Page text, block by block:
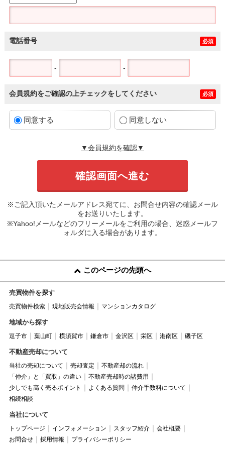
電話番号 必須
- -
会員規約をご確認の上チェックをしてください 必須
同意する 同意しない
▼会員規約を確認▼
※ご記入頂いたメールアドレス宛てに、お問合せ内容の確認メール
をお送りいたします。
※Yahoo!メールなどのフリーメールをご利用の場合、迷惑メールフ
ォルダに入る場合があります。
このページの先頭へ
売買物件を探す
売買物件検索 現地販売会情報 マンションカタログ
地域から探す
逗子市 葉山町 横須賀市 鎌倉市 金沢区 栄区 港南区 磯子区
不動産売却について
当社の売却について 売却査定
不動産却の流れ
「仲介」と「買取」の違い
不動産売却時の諸費用
少しでも高く売るポイント
よくある質問
仲介手数料について
相続相談
当社について
トップページ インフォメーション スタッフ紹介
会社概要
お問合せ
採用情報 プライバシーポリシー